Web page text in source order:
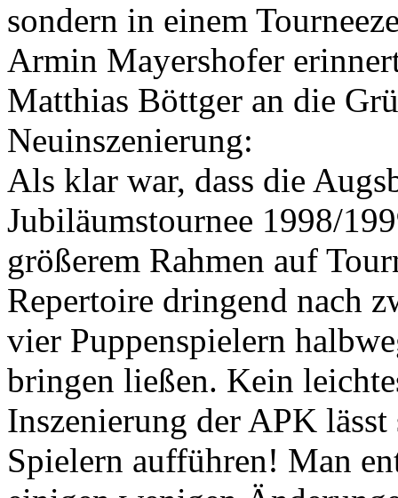
sondern in einem
Armin Mayershofer
Matthias Böttger an die
Neuinszenierung:
Als klar war, dass die
Jubiläumstournee 1998/
größerem Rahmen auf
Repertoire dringend nach
vier Puppenspielern
bringen ließen. Kein
Inszenierung der APK
Spielern aufführen! Man